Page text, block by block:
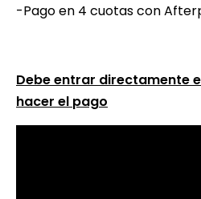
-Pago en 4 cuotas con
Debe entrar directamente
hacer el pago